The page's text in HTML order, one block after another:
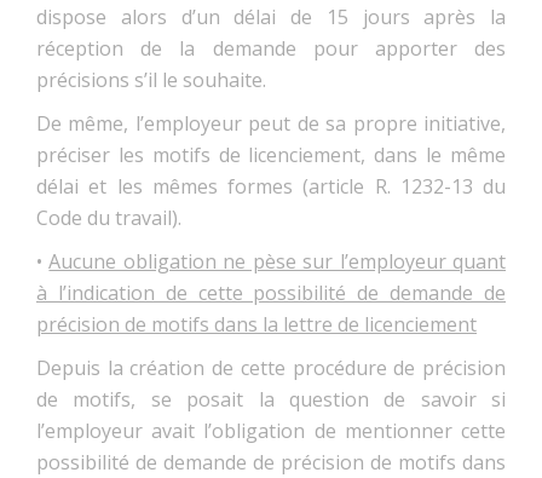
dispose alors d’un délai de 15 jours après la
réception de la demande pour apporter des
précisions s’il le souhaite.
De même, l’employeur peut de sa propre initiative,
préciser les motifs de licenciement, dans le même
délai et les mêmes formes (article R. 1232-13 du
Code du travail).
•Aucune obligation ne pèse sur l’employeur quant
à l’indication de cette possibilité de demande de
précision de motifs dans la lettre de licenciement
Depuis la création de cette procédure de précision
de motifs, se posait la question de savoir si
l’employeur avait l’obligation de mentionner cette
possibilité de demande de précision de motifs dans